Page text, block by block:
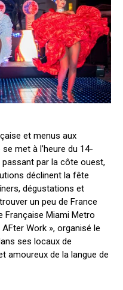
et menus aux
met à l’heure du 14-
passant par la côte ouest,
déclinent la fête
dégustations et
un peu de France
Française Miami Metro
Work », organisé le
ses locaux de
amoureux de la langue de